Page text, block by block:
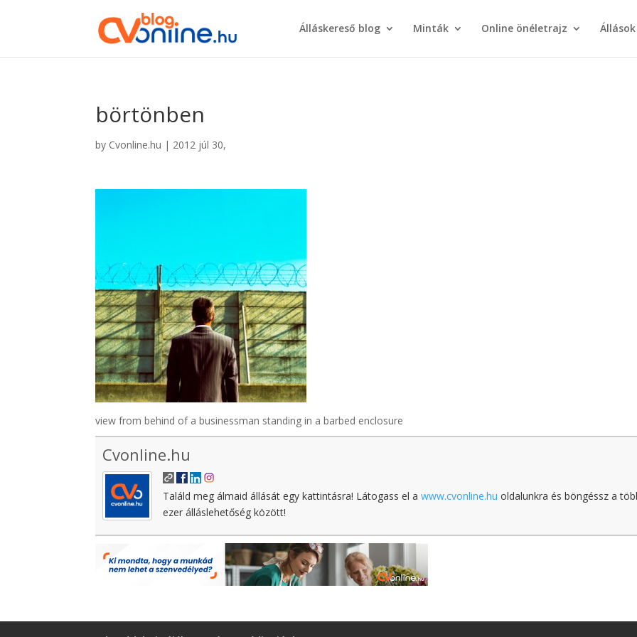
Álláskereső blog Minták Online önéletrajz Állások
börtönben
by Cvonline.hu | 2012 júl 30,
view from behind of a businessman standing in a barbed enclosure
Cvonline.hu
Találd meg álmaid állását egy kattintásra! Látogass el awww.cvonline.hu oldalunkra és böngéssz a
ezer álláslehetőség között!